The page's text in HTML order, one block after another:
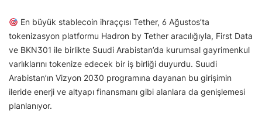
En büyük stablecoin ihraççısı Tether, 6 Ağustos’ta
tokenizasyon platformu Hadron by Tether aracılığıyla, First Data
ve BKN301 ile birlikte Suudi Arabistan’da kurumsal gayrimenkul
varlıklarını tokenize edecek bir iş birliği duyurdu. Suudi
Arabistan’ın Vizyon 2030 programına dayanan bu girişimin
ileride enerji ve altyapı finansmanı gibi alanlara da genişlemesi
planlanıyor.